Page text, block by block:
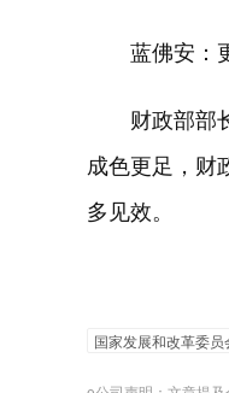
蓝佛安：
财政部部
成色更足，财
多见效。
国家发展和改革委员